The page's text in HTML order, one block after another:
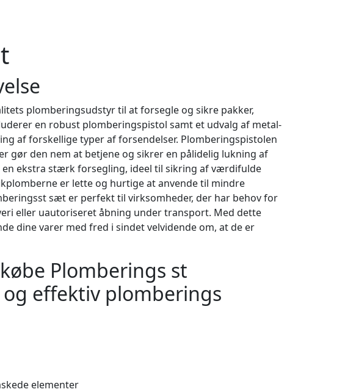
plomberingsudstyr til at forsegle og sikre pakker,
en robust plomberingspistol samt et udvalg af metal-
af forskellige typer af forsendelser. Plomberingspistolen
gør den nem at betjene og sikrer en pålidelig lukning af
ekstra stærk forsegling, ideel til sikring af værdifulde
er lette og hurtige at anvende til mindre
sæt er perfekt til virksomheder, der har behov for
eller uautoriseret åbning under transport. Med dette
dine varer med fred i sindet velvidende om, at de er
Plomberings st
og effektiv plomberings
elementer